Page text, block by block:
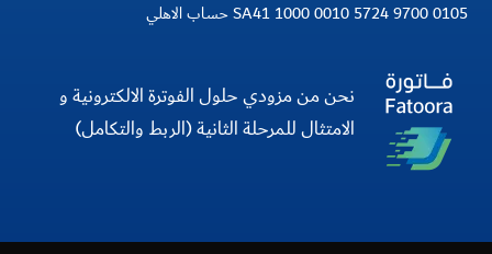
SA41 1000 0010 5724 9700 0105 حساب الاهلي
نحن من مزودي حلول الفوترة الالكترونية و
الامتثال للمرحلة الثانية (الربط والتكامل)